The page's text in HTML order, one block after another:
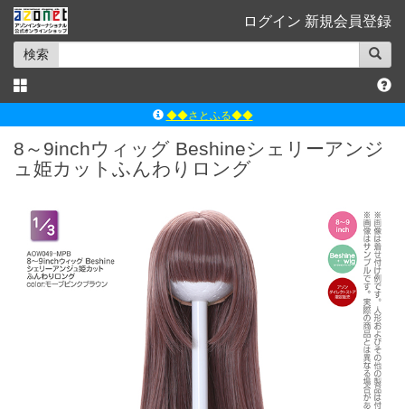
ログイン 新規会員登録
検索
◆◆さとふる◆◆
ｱｿﾞﾝﾚｰﾍﾞﾙｼｮｯﾌﾟ楽天市場店
アゾンダイレクトストア
よくあるご質問（Q&A）
8～9inchウィッグ Beshineシェリーアンジ
ュ姫カットふんわりロング